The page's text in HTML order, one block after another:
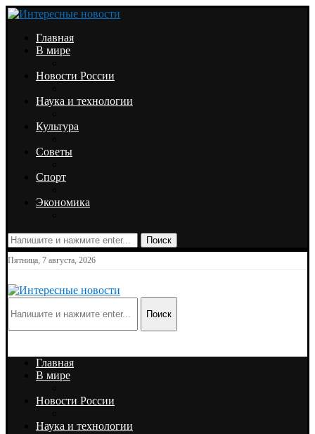
Главная
В мире
Новости России
Наука и технологии
Культура
Советы
Спорт
Экономика
Поиск
Пятница, 7 августа, 2026
Поиск
Главная
В мире
Новости России
Наука и технологии